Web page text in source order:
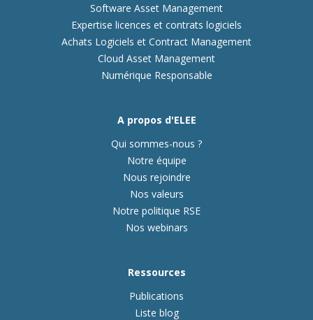
Software Asset Management
Expertise licences et contrats logiciels
Achats Logiciels et Contract Management
Cloud Asset Management
Numérique Responsable
A propos d'ELEE
Qui sommes-nous ?
Notre équipe
Nous rejoindre
Nos valeurs
Notre politique RSE
Nos webinars
Ressources
Publications
Liste blog